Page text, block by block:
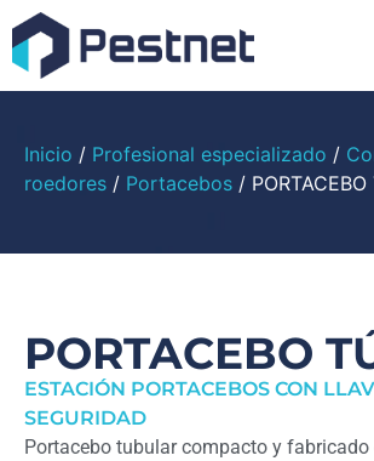
Inicio / Profesional especializado /
roedores / Portacebos /
PORTACEBO
ESTACIÓN PORTACEBOS CON
SEGURIDAD
Portacebo tubular compacto y